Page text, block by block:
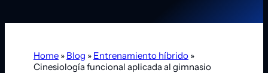
Home » Blog » Entrenamiento híbrido »
Cinesiología funcional aplicada al gimnasio